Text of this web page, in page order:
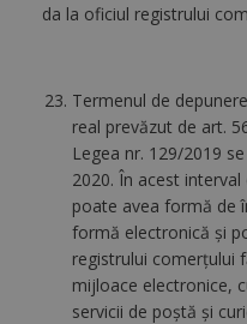
da la oficiul registrului
Termenul de
real prevăzut de art.
Legea nr. 129/2019
2020. În acest
poate avea formă de
formă electronică şi
registrului comerţului
mijloace electronice,
servicii de poştă şi